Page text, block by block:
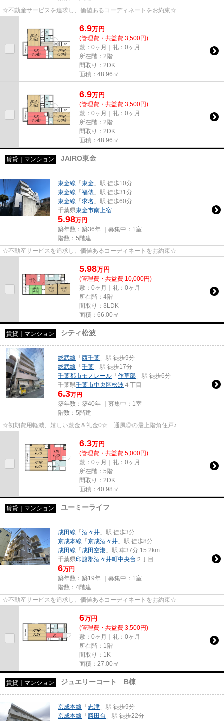
☆不動産サービスを追求し、価値あるコーディネートをお約束☆
6.9万円
(管理費・共益費 3,500円)
敷：0ヶ月｜礼：0ヶ月
所在階：2階
間取り：2DK
面積：48.96㎡
6.9万円
(管理費・共益費 3,500円)
敷：0ヶ月｜礼：0ヶ月
所在階：2階
間取り：2DK
面積：48.96㎡
賃貸｜マンション JAIRO東金
東金線 「 東金 」駅 徒歩10分
東金線 「 福俵 」駅 徒歩31分
東金線 「 求名 」駅 徒歩60分
千葉県東金市南上宿
5.98万円
築年数：築36年 ｜募集中： 1室
階数：5階建
☆不動産サービスを追求し、価値あるコーディネートをお約束☆
5.98万円
(管理費・共益費 10,000円)
敷：0ヶ月｜礼：0ヶ月
所在階：4階
間取り：3LDK
面積：66.00㎡
賃貸｜マンション シティ松波
総武線 「 西千葉 」駅 徒歩9分
総武線 「 千葉 」駅 徒歩17分
千葉都市モノレール 「 作草部 」駅 徒歩6分
千葉県千葉市中央区松波 ４丁目
6.3万円
築年数：築40年 ｜募集中： 1室
階数：5階建
☆初期費用軽減、嬉しい敷金＆礼金0☆ 通風◎の最上階角住戸♪
6.3万円
(管理費・共益費 5,000円)
敷：0ヶ月｜礼：0ヶ月
所在階：5階
間取り：2DK
面積：40.98㎡
賃貸｜マンション ユーミーライフ
成田線 「 酒々井 」駅 徒歩3分
京成本線 「 京成酒々井 」駅 徒歩8分
成田線 「 成田空港 」駅 車37分 15.2km
千葉県印旛郡酒々井町中央台 ２丁目
6万円
築年数：築19年 ｜募集中： 1室
階数：4階建
☆不動産サービスを追求し、価値あるコーディネートをお約束☆
6万円
(管理費・共益費 3,500円)
敷：0ヶ月｜礼：0ヶ月
所在階：1階
間取り：1K
面積：27.00㎡
賃貸｜マンション ジュエリーコート B棟
京成本線 「 志津 」駅 徒歩9分
京成本線 「 勝田台 」駅 徒歩22分